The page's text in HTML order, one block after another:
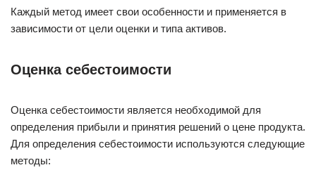
Каждый метод имеет свои особенности и применяется в
зависимости от цели оценки и типа активов.
Оценка себестоимости
Оценка себестоимости является необходимой для
определения прибыли и принятия решений о цене продукта.
Для определения себестоимости используются следующие
методы: